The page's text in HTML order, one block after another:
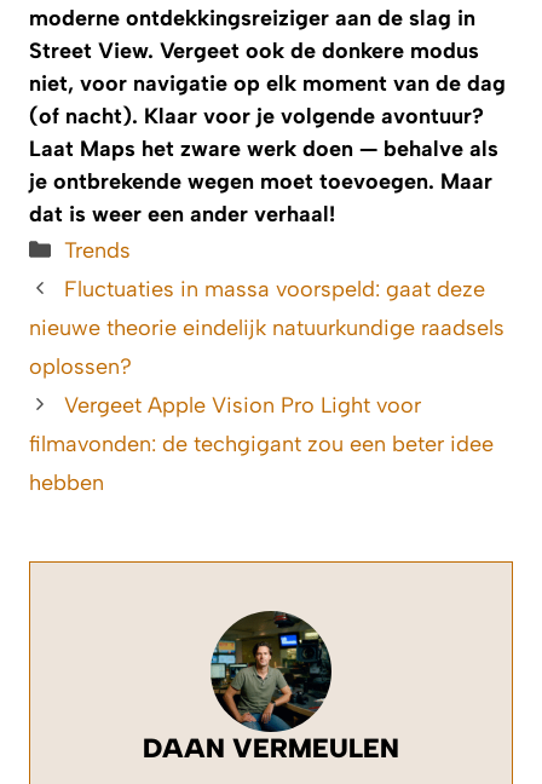
moderne ontdekkingsreiziger aan de slag in
Street View. Vergeet ook de donkere modus
niet, voor navigatie op elk moment van de dag
(of nacht). Klaar voor je volgende avontuur?
Laat Maps het zware werk doen — behalve als
je ontbrekende wegen moet toevoegen. Maar
dat is weer een ander verhaal!
Categorieën
Trends
Fluctuaties in massa voorspeld: gaat deze
nieuwe theorie eindelijk natuurkundige raadsels
oplossen?
Vergeet Apple Vision Pro Light voor
filmavonden: de techgigant zou een beter idee
hebben
DAAN VERMEULEN